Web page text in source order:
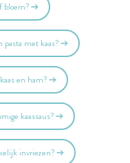
bloem?
met kaas?
en ham?
kaassaus?
invriezen?